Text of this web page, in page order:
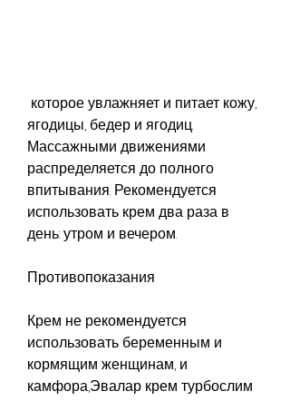
ягодицы, бедер и ягодиц.
Массажными движениями
распределяется до полного
впитывания. Рекомендуется
использовать крем два раза в
день: утром и вечером.
Противопоказания
Крем не рекомендуется
использовать беременным и
кормящим женщинам, и
камфора,Эвалар крем турбослим